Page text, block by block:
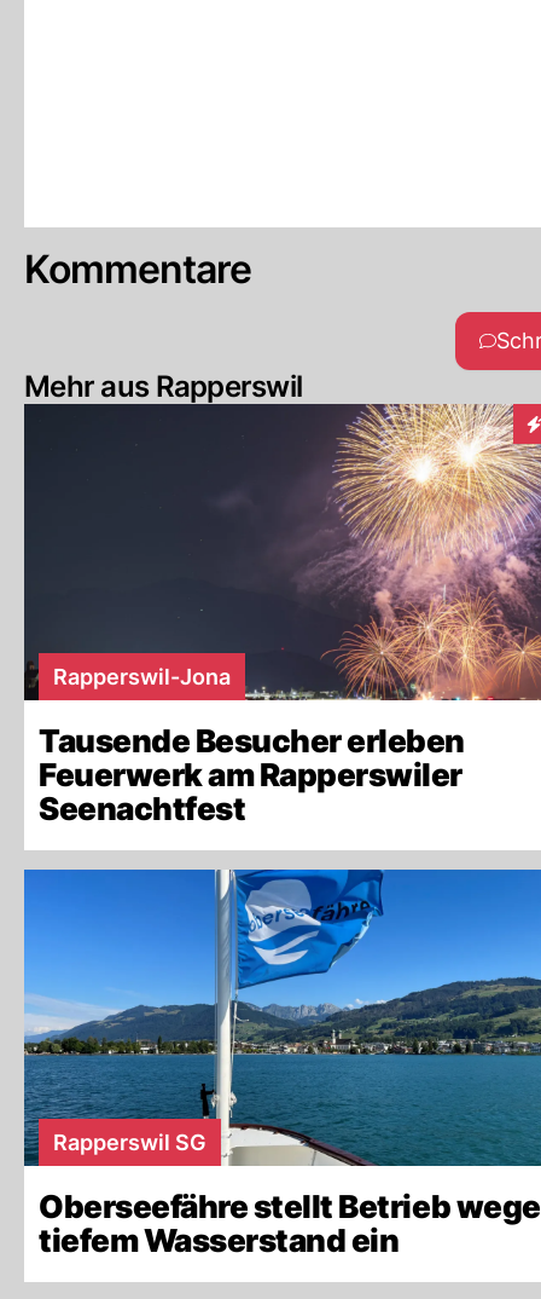
Kommentare
Mehr aus Rapperswil
Rapperswil-Jona
Tausende Besucher erleben
Feuerwerk am Rapperswiler
Seenachtfest
Rapperswil SG
Oberseefähre stellt Betrieb
tiefem Wasserstand ein